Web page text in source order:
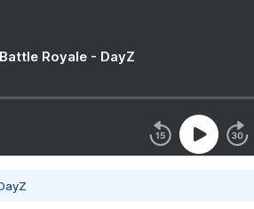
Royale - DayZ